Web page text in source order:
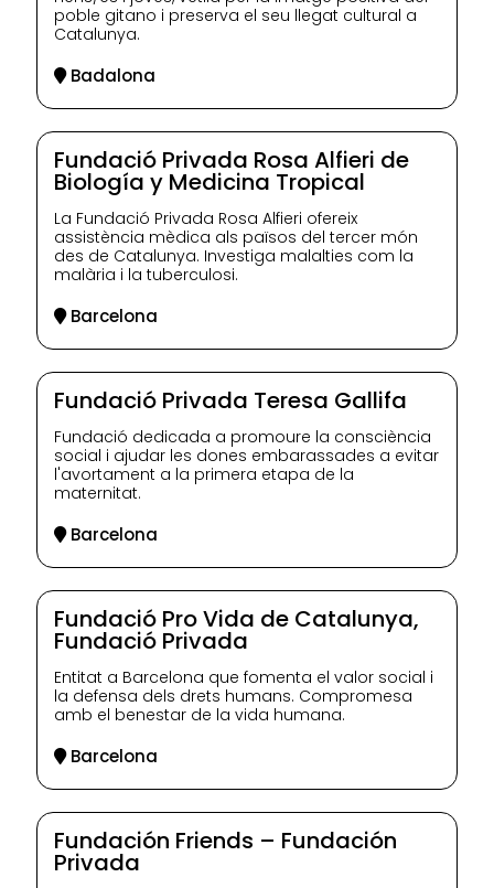
poble gitano i preserva el seu llegat cultural a
Catalunya.
Badalona
Fundació Privada Rosa Alfieri de
Biología y Medicina Tropical
La Fundació Privada Rosa Alfieri ofereix
assistència mèdica als països del tercer món
des de Catalunya. Investiga malalties com la
malària i la tuberculosi.
Barcelona
Fundació Privada Teresa Gallifa
Fundació dedicada a promoure la consciència
social i ajudar les dones embarassades a evitar
l'avortament a la primera etapa de la
maternitat.
Barcelona
Fundació Pro Vida de Catalunya,
Fundació Privada
Entitat a Barcelona que fomenta el valor social i
la defensa dels drets humans. Compromesa
amb el benestar de la vida humana.
Barcelona
Fundación Friends – Fundación
Privada